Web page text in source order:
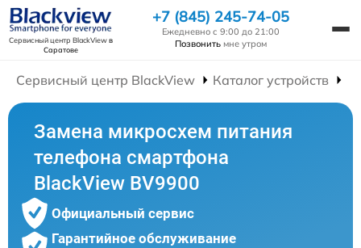
Сервисный центр BlackViewв
Саратове
+7 (845) 245-74-05
Ежедневно с 9:00 до 21:00
Позвонить мне утром
Сервисный центр BlackView Каталог устройств
Замена микросхем питания
телефона смартфона
BlackView BV9900
Официальный сервис
Гарантийное обслуживание